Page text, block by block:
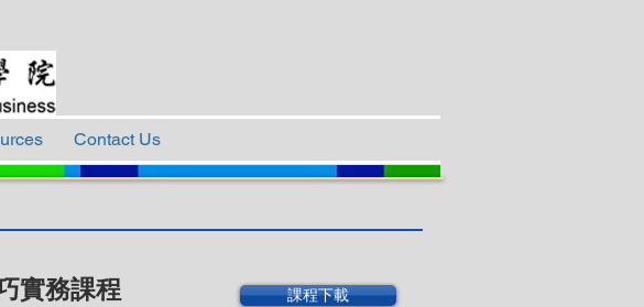
Contact Us
實務課程 課程下載